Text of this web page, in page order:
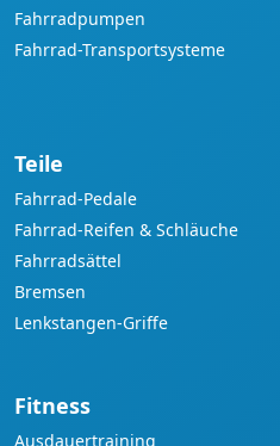
Fahrradpumpen
Fahrrad-Transportsysteme
Teile
Fahrrad-Pedale
Fahrrad-Reifen & Schläuche
Fahrradsättel
Bremsen
Lenkstangen-Griffe
Fitness
Ausdauertraining